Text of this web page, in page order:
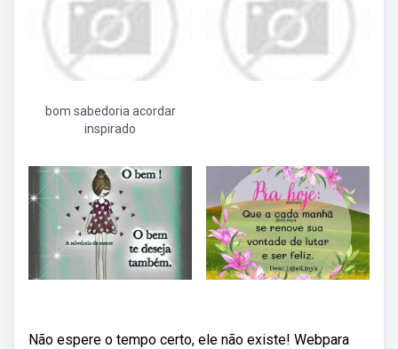
bom sabedoria acordar
inspirado
Não espere o tempo certo, ele não existe! Webpara